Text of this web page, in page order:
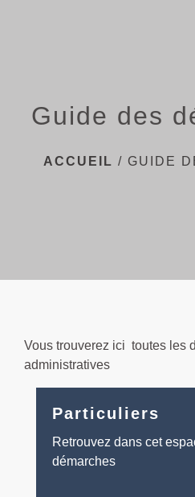
Guide des
ACCUEIL / GUIDE
Vous trouverez ici toutes les
administratives
Particuliers
Retrouvez dans cet
démarches